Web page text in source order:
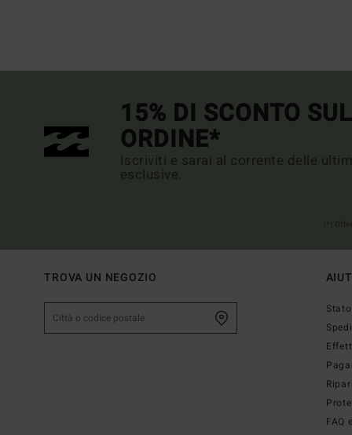
15% DI SCONTO
ORDINE*
Iscriviti e sarai al corrente delle
esclusive.
TROVA UN NEGOZIO
FAQ